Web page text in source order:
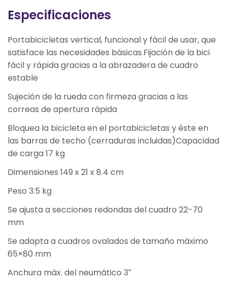
Especificaciones
Portabicicletas vertical, funcional y fácil de usar, que
satisface las necesidades básicas.Fijación de la bici
fácil y rápida gracias a la abrazadera de cuadro
estable
Sujeción de la rueda con firmeza gracias a las
correas de apertura rápida
Bloquea la bicicleta en el portabicicletas y éste en
las barras de techo (cerraduras incluidas)Capacidad
de carga 17 kg
Dimensiones 149 x 21 x 8.4 cm
Peso 3.5 kg
Se ajusta a secciones redondas del cuadro 22-70
mm
Se adapta a cuadros ovalados de tamaño máximo
65×80 mm
Anchura máx. del neumático 3″